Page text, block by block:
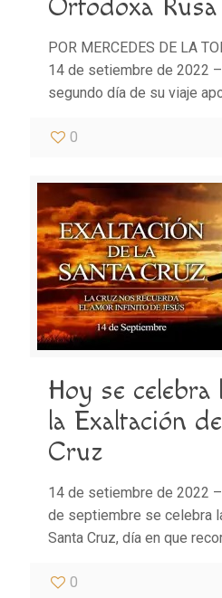
Ortodoxa Rusa
POR MERCEDES DE LA
14 de setiembre de 2022
segundo día de su viaje
0
Hoy se celebra
la Exaltación
Cruz
14 de setiembre de 2022
de septiembre se celebra
Santa Cruz, día en que
0